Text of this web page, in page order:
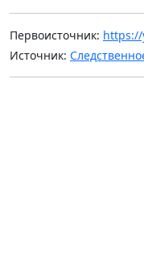
Первоисточник:
Источник: